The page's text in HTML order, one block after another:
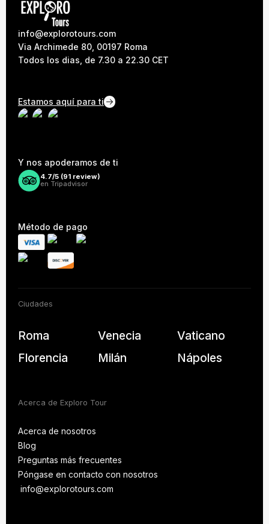
info@explorotours.com
Via Archimede 80, 00197 Roma
Todos los dias, de 7.30 a 22.30 CET
Estamos aquí para ti
Y nos apoderamos de ti
4.7/5 (91review)
en Tripadvisor
Método de pago
Ciudades
Roma Venecia
Vaticano
Florencia
Milán Nápoles
Acerca de Exploro Tour
Acerca de nosotros
Acerca de nosotros
Blog
Blog
Preguntas más frecuentes
PREGUNTAS MÁS
FRECUENTES
Póngase en contacto con nosotros
Póngase en contacto con nosotros
info@explorotours.com